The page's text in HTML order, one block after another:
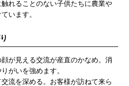
れることのない子供たちに農業や
います。
が見える交流が産直のかなめ。消
がいを強めます。
流を深める。お客様が訪ねて来ら